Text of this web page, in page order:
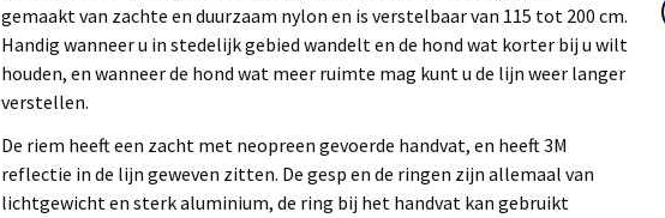
gemaakt van zachte en duurzaam nylon en is verstelbaar van 115 tot 200 cm.
Handig wanneer u in stedelijk gebied wandelt en de hond wat korter bij u wilt
houden, en wanneer de hond wat meer ruimte mag kunt u de lijn weer langer
verstellen.
De riem heeft een zacht met neopreen gevoerde handvat, en heeft 3M
reflectie in de lijn geweven zitten. De gesp en de ringen zijn allemaal van
lichtgewicht en sterk aluminium, de ring bij het handvat kan gebruikt